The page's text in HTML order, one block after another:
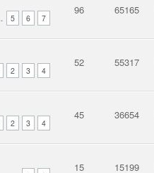
5 6 7
96 65165
2 3 4
52 55317
2 3 4
45 36654
15 15199